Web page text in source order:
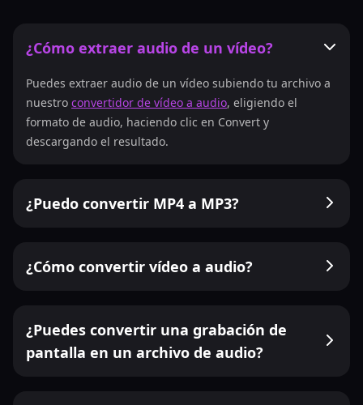
¿Cómo extraer audio de un vídeo?
Puedes extraer audio de un vídeo subiendo tu archivo a
nuestro convertidor de vídeo a audio, eligiendo el
formato de audio, haciendo clic en Convert y
descargando el resultado.
¿Puedo convertir MP4 a MP3?
¿Cómo convertir vídeo a audio?
¿Puedes convertir una grabación de
pantalla en un archivo de audio?